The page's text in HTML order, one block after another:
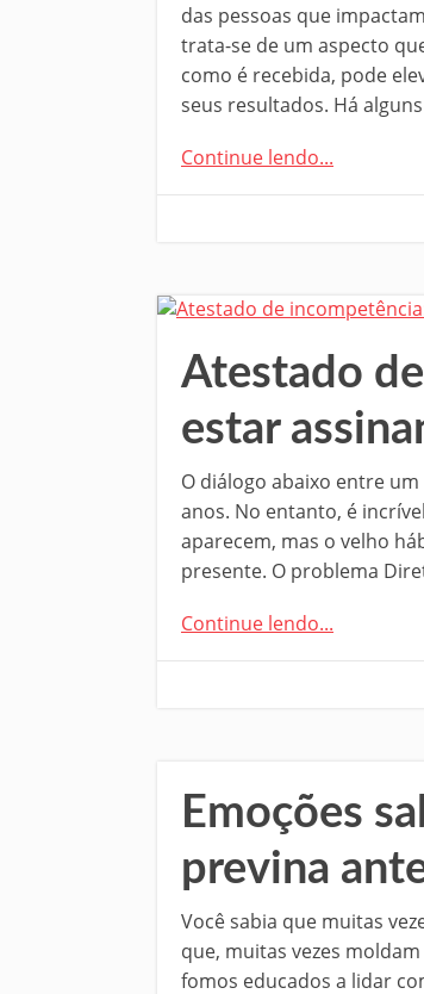
das pessoas que
trata-se de um aspecto
como é recebida, pode
seus resultados. Há
Continue lendo...
Atestado
estar
O diálogo abaixo entre
anos. No entanto, é
aparecem, mas o velho
presente. O problema
Continue lendo...
Emoções
previna
Você sabia que muitas
que, muitas vezes
fomos educados a lidar